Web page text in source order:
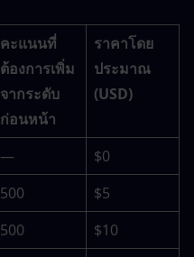
คะแนนที่
ต้องการเพิ่ม
จากระดับ
ก่อนหน้า
ราคาโดย
ประมาณ
(USD)
—
$0
500
$5
500
$10